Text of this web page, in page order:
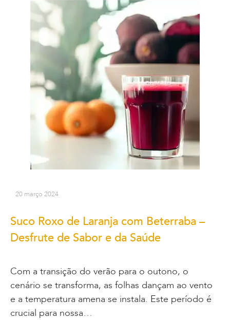
20 março 2024
Suco Roxo de Laranja com Beterraba –
Desfrute de Sabor e da Saúde
Com a transição do verão para o outono, o
cenário se transforma, as folhas dançam ao vento
e a temperatura amena se instala. Este período é
crucial para nossa…